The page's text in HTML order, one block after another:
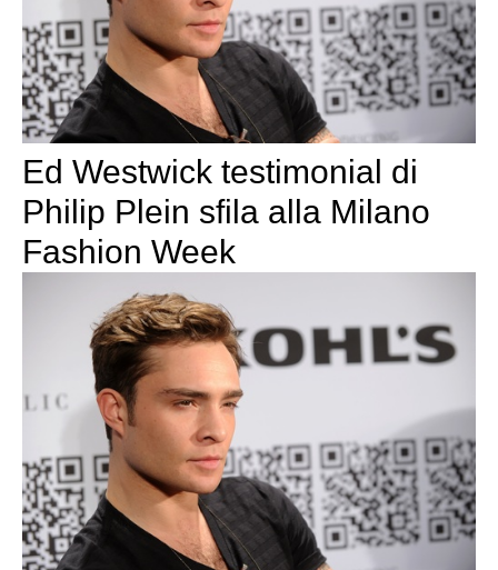
Ed Westwick testimonial di
Philip Plein sfila alla Milano
Fashion Week